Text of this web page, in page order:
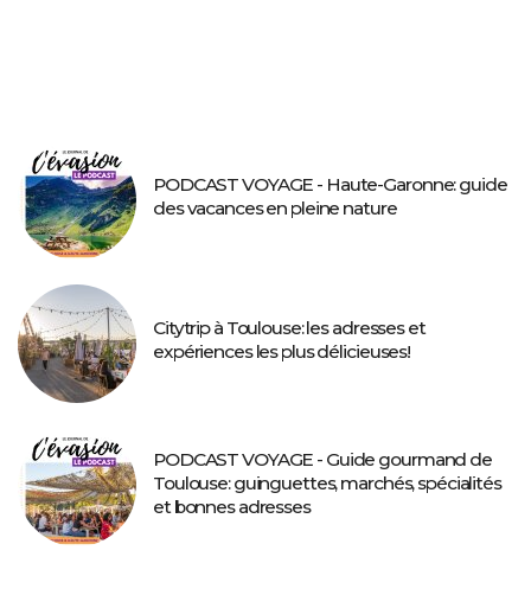
PODCAST VOYAGE - Haute-Garonne: guide
des vacances en pleine nature
Citytrip à Toulouse: les adresses et
expériences les plus délicieuses!
PODCAST VOYAGE - Guide gourmand de
Toulouse: guinguettes, marchés, spécialités
et bonnes adresses